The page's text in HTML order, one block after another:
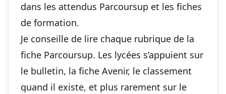
dans les attendus Parcoursup et les fiches
de formation.
Je conseille de lire chaque rubrique de la
fiche Parcoursup. Les lycées s’appuient sur
le bulletin, la fiche Avenir, le classement
quand il existe, et plus rarement sur le